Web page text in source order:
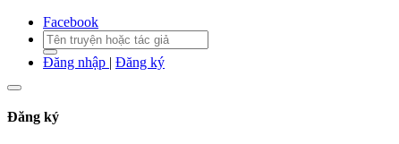
Facebook
Đăng nhập | Đăng ký
Đăng ký